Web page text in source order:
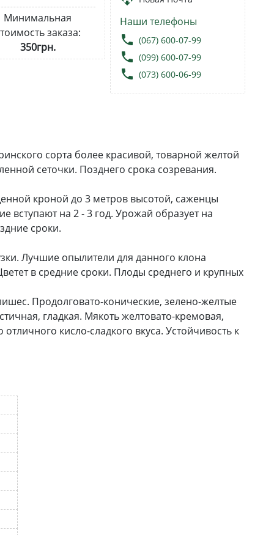
Минимальная
заказа:
350грн.
Наши телефоны
local_phone (067) 600-07-99
local_phone (099) 600-07-99
local_phone (073) 600-06-99
сорта более красивой, товарной желтой
сеточки. Позднего срока созревания.
кроной до 3 метров высотой, саженцы
на 2 - 3 год. Урожай образует на
сроки.
Лучшие опылители для данного клона
в средние сроки. Плоды среднего и крупных
Продолговато-конические, зелено-желтые
гладкая. Мякоть желтовато-кремовая,
кисло-сладкого вкуса. Устойчивость к